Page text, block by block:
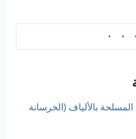
بالألياف (الخرسانة